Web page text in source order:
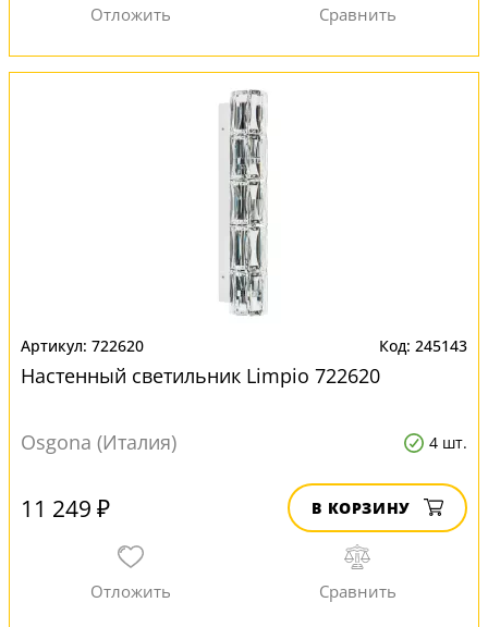
722620 245143
Настенный светильник Limpio 722620
Osgona (Италия) 4 шт.
11 249 ₽ В КОРЗИНУ